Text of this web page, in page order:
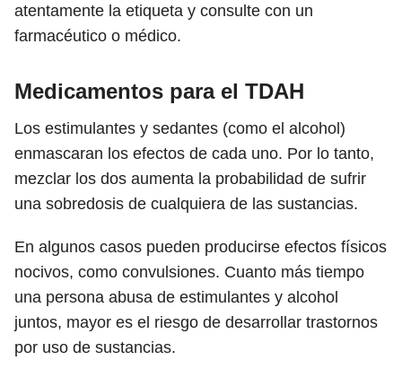
atentamente la etiqueta y consulte con un
farmacéutico o médico.
Medicamentos para el TDAH
Los estimulantes y sedantes (como el alcohol)
enmascaran los efectos de cada uno. Por lo tanto,
mezclar los dos aumenta la probabilidad de sufrir
una sobredosis de cualquiera de las sustancias.
En algunos casos pueden producirse efectos físicos
nocivos, como convulsiones. Cuanto más tiempo
una persona abusa de estimulantes y alcohol
juntos, mayor es el riesgo de desarrollar trastornos
por uso de sustancias.